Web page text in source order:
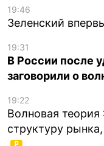
19:46
Зеленский
19:31
В России после
заговорили о
19:22
Волновая теория
структуру